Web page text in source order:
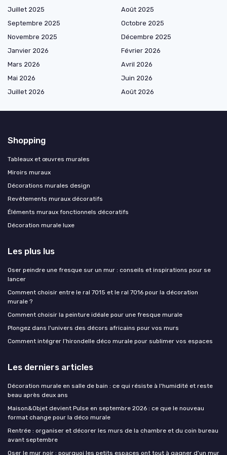
Juillet 2025
Août 2025
Septembre 2025
Octobre 2025
Novembre 2025
Décembre 2025
Janvier 2026
Février 2026
Mars 2026
Avril 2026
Mai 2026
Juin 2026
Juillet 2026
Août 2026
Shopping
Tableaux et œuvres murales
Miroirs muraux
Décorations murales design
Revêtements muraux décoratifs
Éléments muraux fonctionnels décoratifs
Décoration murale luxe
Les plus lus
Oser peindre une fresque sur un mur : conseils et inspirations pour se
lancer
Comment choisir entre le ral 7015 et le ral 7016 pour la décoration
murale ?
Comment choisir la peinture idéale pour une fresque murale
Plongez dans l'univers des décors africains pour vos murs
Comment intégrer l’hirondelle déco murale pour sublimer vos espaces
Les derniers articles
Décoration murale en salle de bain : ce qui résiste à l'humidité et reste
beau après deux ans
Maison&Objet devient Pulse en septembre 2026 : ce que le nouveau
format change pour la déco murale
Rentrée : organiser et décorer les murs de la chambre et du coin bureau
avant septembre
Oser le mur noir : pourquoi les petits espaces ont tout à gagner d'un mur